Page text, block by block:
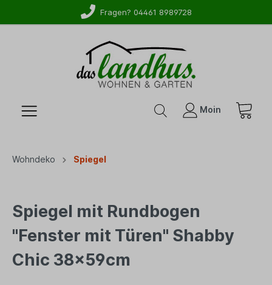
Fragen? 04461 8989728
Moin
Wohndeko Spiegel
Spiegel mit Rundbogen
"Fenster mit Türen" Shabby
Chic 38x59cm